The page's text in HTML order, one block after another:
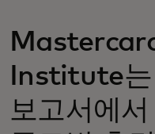
Institute는
보고서에